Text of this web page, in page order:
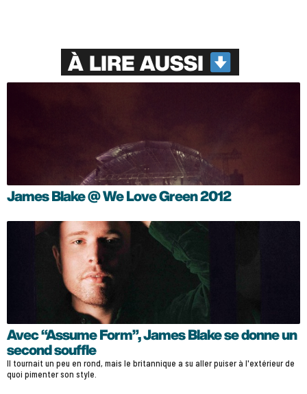
À LIRE AUSSI
James Blake @ We Love Green 2012
Avec “Assume Form”, James Blake se donne un
second souffle
Il tournait un peu en rond, mais le britannique a su aller puiser à l'extérieur de
quoi pimenter son style.